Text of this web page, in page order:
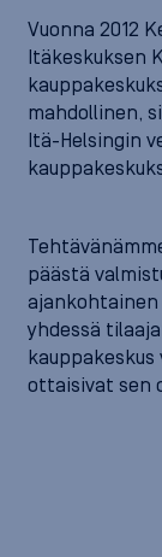
Vuonna 2012
Itäkeskuksen
mahdollinen,
Itä-Helsingin
päästä
ajankohtainen
yhdessä
ottaisivat sen